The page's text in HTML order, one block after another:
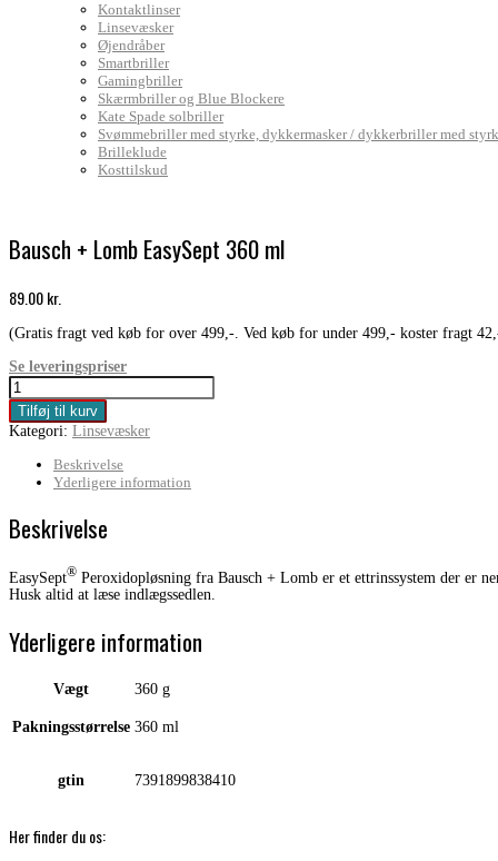
Kontaktlinser
Linsevæsker
Øjendråber
Smartbriller
Gamingbriller
Skærmbriller og Blue Blockere
Kate Spade solbriller
Svømmebriller med styrke, dykkermasker / dykkerbriller med
Brilleklude
Kosttilskud
Bausch + Lomb EasySept 360 ml
89.00kr.
(Gratis fragt ved køb for over 499,-. Ved køb for under 499,- koster fragt
Se leveringspriser
Bausch
+
Lomb
EasySept
antal
Tilføj til kurv
Kategori: Linsevæsker
Beskrivelse
Yderligere information
Beskrivelse
EasySept® Peroxidopløsning fra Bausch + Lomb er et ettrinssystem der er
Husk altid at læse indlægssedlen.
Yderligere information
Vægt 360 g
Pakningsstørrelse 360 ml
gtin 7391899838410
Her finder du os: